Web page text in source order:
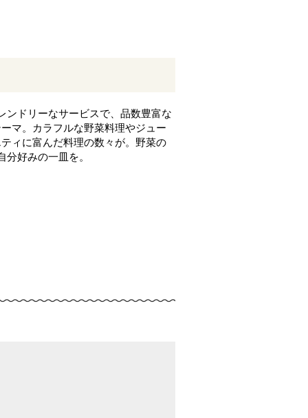
ンドリーなサービスで、品数豊富な
マ。カラフルな野菜料理やジュー
ィに富んだ料理の数々が。野菜の
好みの一皿を。